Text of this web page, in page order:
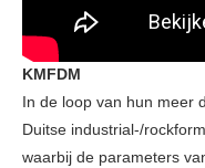
KMFDM
In de loop van hun meer
Duitse industrial-/
waarbij de parameters